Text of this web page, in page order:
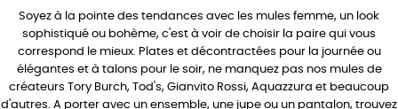
Soyez à la pointe des tendances avec les mules femme, un look
sophistiqué ou bohème, c'est à voir de choisir la paire qui vous
correspond le mieux. Plates et décontractées pour la journée ou
élégantes et à talons pour le soir, ne manquez pas nos mules de
créateurs
Tory Burch, Tod's, Gianvito Rossi, Aquazzura et beaucoup
d'autres. A porter avec un ensemble, une jupe ou un pantalon, trouvez